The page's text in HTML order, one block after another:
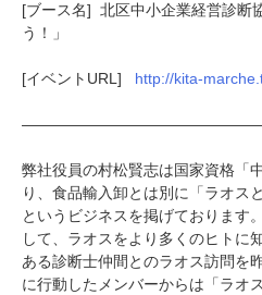
[ブース名] 北区中小企業経営診断
う！」
[イベントURL] http://kita-
弊社役員の村松賢志は国家資格「
り、食品輸入卸とは別に「ラオス
というビジネスを掲げております
して、ラオスをより多くのヒトに
ある診断士仲間とのラオス訪問を
に行動したメンバーからは「ラオ